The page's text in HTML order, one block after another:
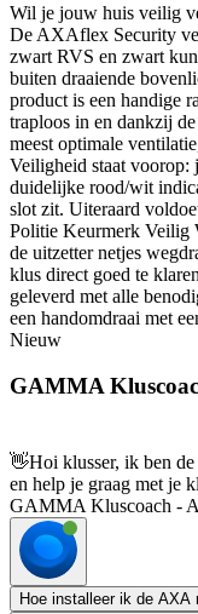
Wil je jouw huis veilig
De AXAflex Security
zwart RVS en zwart
buiten draaiende
product is een handige
traploos in en dankzij
meest optimale
Veiligheid staat voorop:
duidelijke rood/wit
slot zit. Uiteraard
Politie Keurmerk Veilig
de uitzetter netjes
klus direct goed te
geleverd met alle
een handomdraai met
Nieuw
GAMMA
👋Hoi klusser, ik ben
en help je graag met je
GAMMA Kluscoach -
Hoe installeer ik de AXA